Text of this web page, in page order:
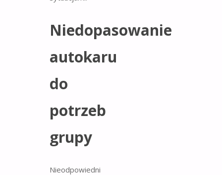
Niedopasowanie
autokaru
do
potrzeb
grupy
Nieodpowiedni